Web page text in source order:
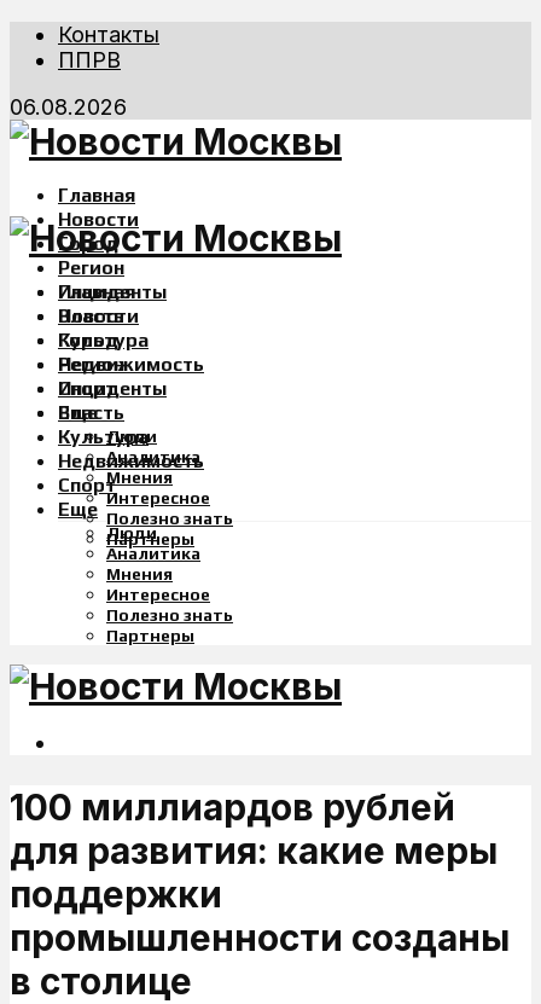
Контакты
ППРВ
06.08.2026
Главная
Новости
Город
Регион
Инциденты
Власть
Культура
Недвижимость
Спорт
Еще
Люди
Аналитика
Мнения
Интересное
Полезно знать
Партнеры
Главная
Новости
Город
Регион
Инциденты
Власть
Культура
Недвижимость
Спорт
Еще
Люди
Аналитика
Мнения
Интересное
Полезно знать
Партнеры
100 миллиардов рублей
для развития: какие меры
поддержки
промышленности созданы
в столице